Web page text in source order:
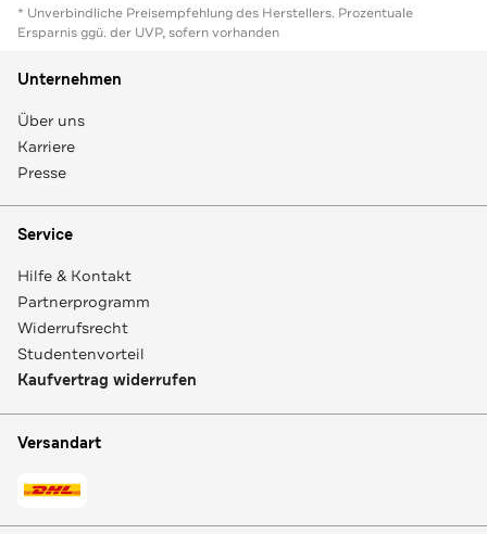
* Unverbindliche Preisempfehlung des Herstellers. Prozentuale
Ersparnis ggü. der UVP, sofern vorhanden
Unternehmen
Über uns
Karriere
Presse
Service
Hilfe & Kontakt
Partnerprogramm
Widerrufsrecht
Studentenvorteil
Kaufvertrag widerrufen
Versandart